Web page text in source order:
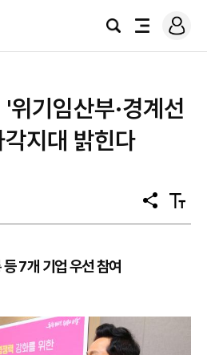
검
전
로
그
기임산부·경계선
지대 밝힌다
공
유
텍
스
7개 기업 우선 참여